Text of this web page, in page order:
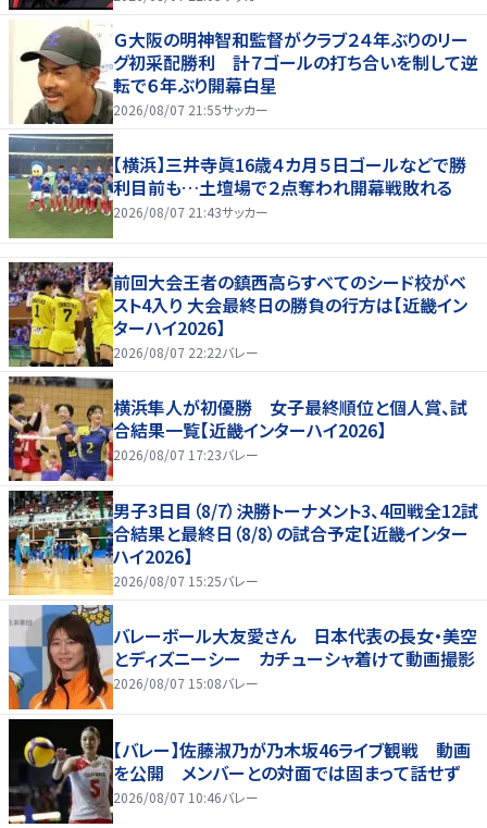
Ｇ大阪の明神智和監督がクラブ２４年ぶりのリー
グ初采配勝利 計７ゴールの打ち合いを制して逆
転で６年ぶり開幕白星
2026/08/07 21:55サッカー
【横浜】三井寺眞16歳４カ月５日ゴールなどで勝
利目前も…土壇場で２点奪われ開幕戦敗れる
2026/08/07 21:43サッカー
前回大会王者の鎮西高らすべてのシード校がベ
スト4入り 大会最終日の勝負の行方は【近畿イン
ターハイ2026】
2026/08/07 22:22バレー
横浜隼人が初優勝 女子最終順位と個人賞、試
合結果一覧【近畿インターハイ2026】
2026/08/07 17:23バレー
男子3日目（8/7）決勝トーナメント3、4回戦全12試
合結果と最終日（8/8）の試合予定【近畿インター
ハイ2026】
2026/08/07 15:25バレー
バレーボール大友愛さん 日本代表の長女・美空
とディズニーシー カチューシャ着けて動画撮影
2026/08/07 15:08バレー
【バレー】佐藤淑乃が乃木坂46ライブ観戦 動画
を公開 メンバーとの対面では固まって話せず
2026/08/07 10:46バレー